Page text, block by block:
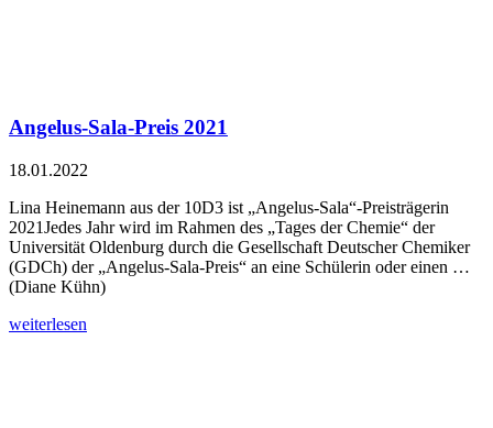
Angelus-Sala-Preis 2021
18.01.2022
Lina Heinemann aus der 10D3 ist „Angelus-Sala“-Preisträgerin
2021Jedes Jahr wird im Rahmen des „Tages der Chemie“ der
Universität Oldenburg durch die Gesellschaft Deutscher Chemiker
(GDCh) der „Angelus-Sala-Preis“ an eine Schülerin oder einen …
(Diane Kühn)
weiterlesen